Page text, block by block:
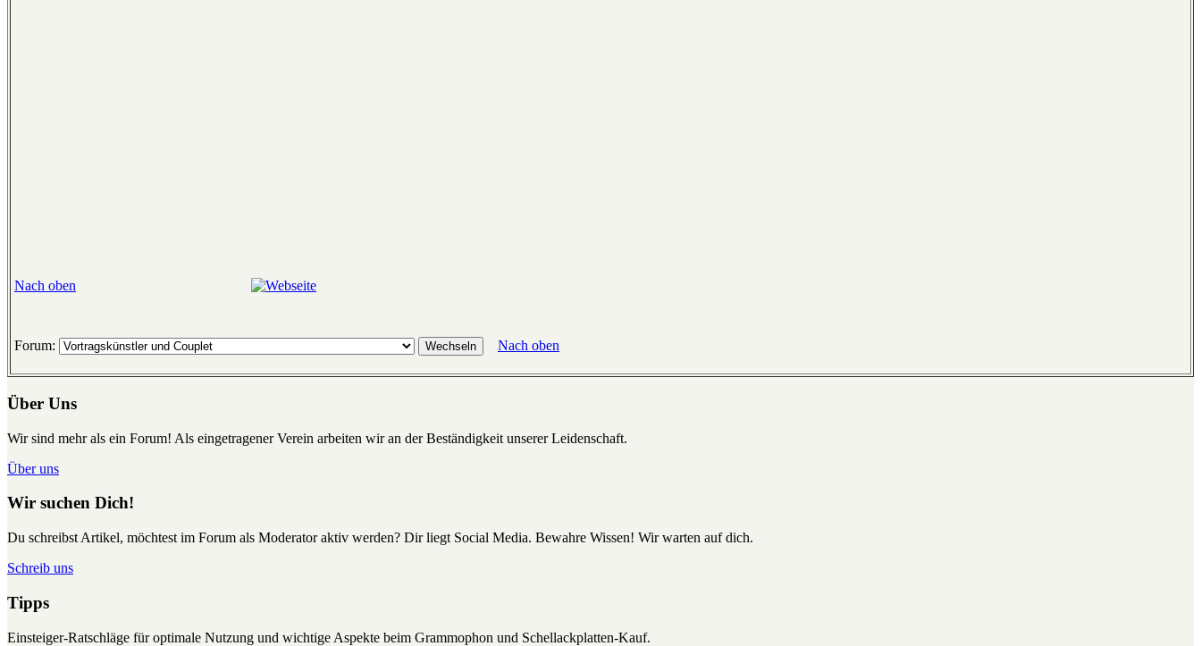
Nach oben
Forum: Nach oben
Über Uns
Wir sind mehr als ein Forum! Als eingetragener Verein arbeiten wir an der Beständigkeit unserer Leidenschaft.
Über uns
Wir suchen Dich!
Du schreibst Artikel, möchtest im Forum als Moderator aktiv werden? Dir liegt Social Media. Bewahre Wissen! Wir warten auf dich.
Schreib uns
Tipps
Einsteiger-Ratschläge für optimale Nutzung und wichtige Aspekte beim Grammophon und Schellackplatten-Kauf.